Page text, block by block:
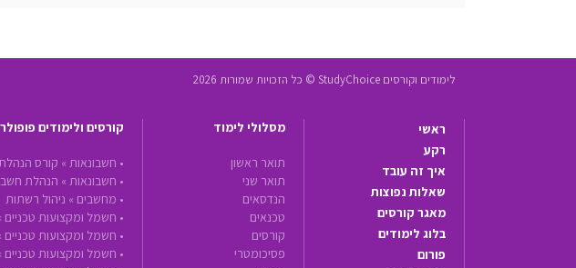
לימודים וקורסים StudyChoice © כל הזכויות שמורות 2026
ראשי
רקע
איך זה עובד
שאלות נפוצות
מאגר קורסים
בלוג לימודים
פורום
מסלולי לימוד
תואר ראשון
תואר שני
הנדסאים
טכנאים
קורסים
פסיכומטרי
קורסים ולימודים
• חשבונאות » קורס הנהלת
• חשבונאות » הנהלת
• מחשבים » ניהול רשתות
• חשמל ומקצועות טכניים
• חשמל ומקצועות טכניים
• חשמל ומקצועות טכניים